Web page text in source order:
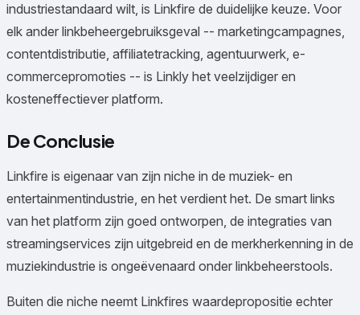
industriestandaard wilt, is Linkfire de duidelijke keuze. Voor
elk ander linkbeheergebruiksgeval -- marketingcampagnes,
contentdistributie, affiliatetracking, agentuurwerk, e-
commercepromoties -- is Linkly het veelzijdiger en
kosteneffectiever platform.
De Conclusie
Linkfire is eigenaar van zijn niche in de muziek- en
entertainmentindustrie, en het verdient het. De smart links
van het platform zijn goed ontworpen, de integraties van
streamingservices zijn uitgebreid en de merkherkenning in de
muziekindustrie is ongeëvenaard onder linkbeheerstools.
Buiten die niche neemt Linkfires waardepropositie echter